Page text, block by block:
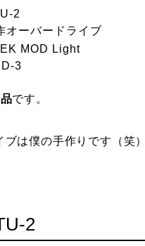
2
オーバードライブ
MOD Light
3
です。
ブは僕の手作りです（笑
2